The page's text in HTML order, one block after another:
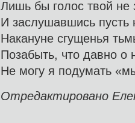
Лишь бы голос твой не
И заслушавшись пусть
Накануне сгущенья
Позабыть, что давно о
Не могу я подумать
Отредактировано